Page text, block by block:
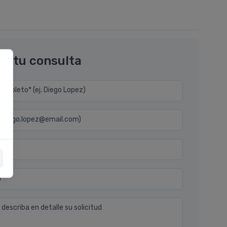
tu consulta
(ej. Diego Lopez)
diego.lopez@email.com)
en detalle su solicitud